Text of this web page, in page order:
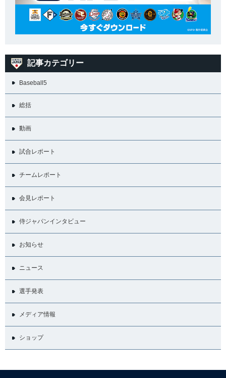
記事カテゴリー
Baseball5
総括
動画
試合レポート
チームレポート
会見レポート
侍ジャパンインタビュー
お知らせ
ニュース
選手発表
メディア情報
ショップ